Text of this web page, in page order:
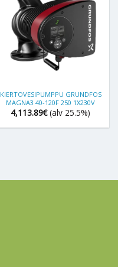
KIERTOVESIPUMPPU GRUNDFOS
MAGNA3 40-120F 250 1X230V
4,113.89€ (alv 25.5%)